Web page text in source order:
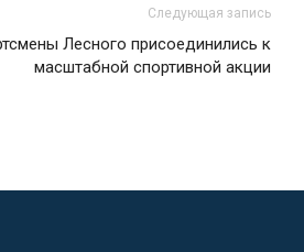
Следующая запись
Лесного присоединились к
масштабной спортивной акции